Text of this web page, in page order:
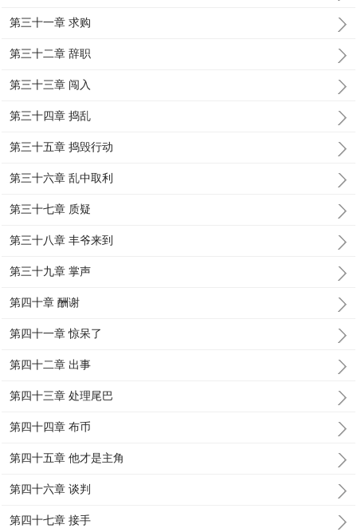
第三十一章 求购
第三十二章 辞职
第三十三章 闯入
第三十四章 捣乱
第三十五章 捣毁行动
第三十六章 乱中取利
第三十七章 质疑
第三十八章 丰爷来到
第三十九章 掌声
第四十章 酬谢
第四十一章 惊呆了
第四十二章 出事
第四十三章 处理尾巴
第四十四章 布币
第四十五章 他才是主角
第四十六章 谈判
第四十七章 接手